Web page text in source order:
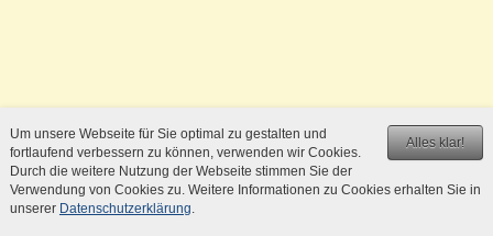
Alles klar!
Um unsere Webseite für Sie optimal zu gestalten und
fortlaufend verbessern zu können, verwenden wir Cookies.
Durch die weitere Nutzung der Webseite stimmen Sie der
Verwendung von Cookies zu. Weitere Informationen zu Cookies erhalten Sie in
unserer Datenschutzerklärung